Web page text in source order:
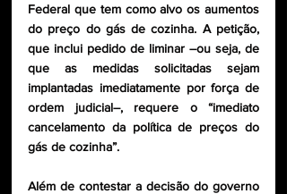
Federal que tem como alvo os aumentos
do preço do gás de cozinha. A petição,
que inclui pedido de liminar –ou seja, de
que as medidas solicitadas sejam
implantadas imediatamente por força de
ordem judicial–, requere o “imediato
cancelamento da política de preços do
gás de cozinha”.
Além de contestar a decisão do governo